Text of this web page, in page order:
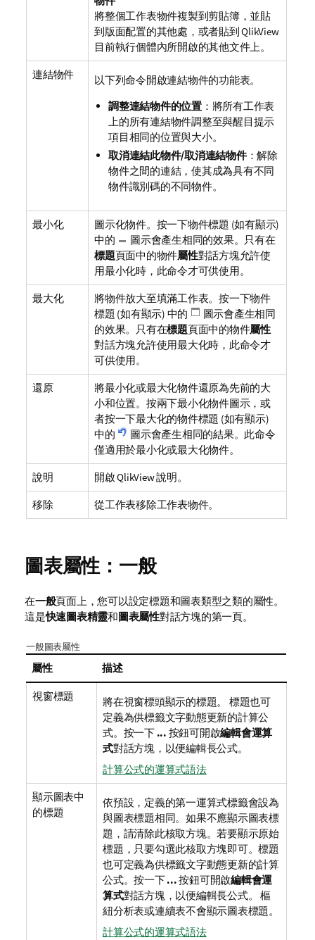
將整個工作表物件複製到剪貼簿，並貼
到版面配置的其他處，或者貼到 QlikView
目前執行個體內所開啟的其他文件上。
連結物件
以下列命令開啟連結物件的功能表。
調整連結物件的位置：將所有工作表
上的所有連結物件調整至與醒目提示
項目相同的位置與大小。
取消連結此物件/取消連結物件：解除
物件之間的連結，使其成為具有不同
物件識別碼的不同物件。
最小化
圖示化物件。按一下物件標題 (如有顯示)
中的
圖示會產生相同的效果。只有在
標題頁面中的物件屬性對話方塊允許使
用最小化時，此命令才可供使用。
最大化
將物件放大至填滿工作表。按一下物件
標題 (如有顯示) 中的
圖示會產生相同
的效果。只有在標題頁面中的物件屬性
對話方塊允許使用最大化時，此命令才
可供使用。
還原
將最小化或最大化物件還原為先前的大
小和位置。按兩下最小化物件圖示，或
者按一下最大化的物件標題 (如有顯示)
中的
圖示會產生相同的結果。此命令
僅適用於最小化或最大化物件。
說明 開啟 QlikView 說明。
移除 從工作表移除工作表物件。
圖表屬性：一般
在一般頁面上，您可以設定標題和圖表類型之類的屬性。
這是快速圖表精靈和圖表屬性對話方塊的第一頁。
一般圖表屬性
屬性 描述
視窗標題
將在視窗標頭顯示的標題。 標題也可
定義為供標籤文字動態更新的計算公
式。按一下 ... 按鈕可開啟編輯會運算
式對話方塊，以便編輯長公式。
計算公式的運算式語法
顯示圖表中
的標題
依預設，定義的第一運算式標籤會設為
與圖表標題相同。如果不應顯示圖表標
題，請清除此核取方塊。若要顯示原始
標題，只要勾選此核取方塊即可。標題
也可定義為供標籤文字動態更新的計算
公式。按一下...按鈕可開啟編輯會運
算式對話方塊，以便編輯長公式。 樞
紐分析表或連續表不會顯示圖表標題。
計算公式的運算式語法